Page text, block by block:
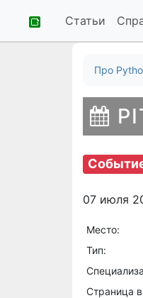
Статьи
Про
07 июля
Место:
Тип:
Страница